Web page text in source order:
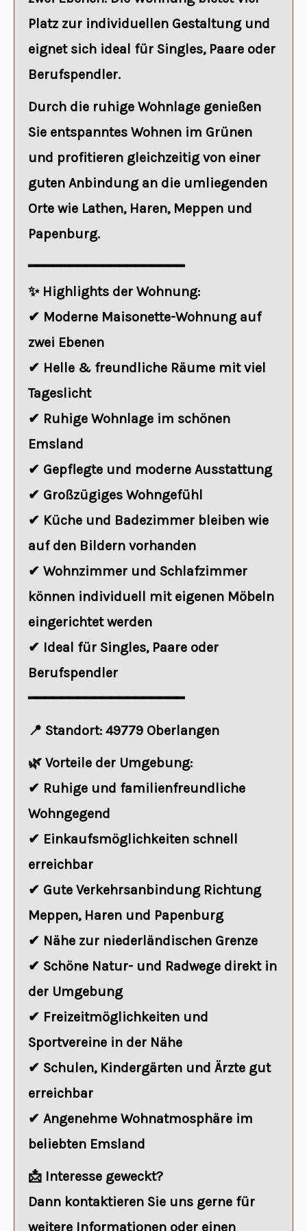
Platz zur individuellen Gestaltung und
eignet sich ideal für Singles, Paare oder
Berufspendler.
Durch die ruhige Wohnlage genießen
Sie entspanntes Wohnen im Grünen
und profitieren gleichzeitig von einer
guten Anbindung an die umliegenden
Orte wie Lathen, Haren, Meppen und
Papenburg.
━━━━━━━━━━━━━━━━━━━
✨ Highlights der Wohnung:
✔ Moderne Maisonette-Wohnung auf
zwei Ebenen
✔ Helle & freundliche Räume mit viel
Tageslicht
✔ Ruhige Wohnlage im schönen
Emsland
✔ Gepflegte und moderne Ausstattung
✔ Großzügiges Wohngefühl
✔ Küche und Badezimmer bleiben wie
auf den Bildern vorhanden
✔ Wohnzimmer und Schlafzimmer
können individuell mit eigenen Möbeln
eingerichtet werden
✔ Ideal für Singles, Paare oder
Berufspendler
━━━━━━━━━━━━━━━━━━━
📍 Standort: 49779 Oberlangen
🌿 Vorteile der Umgebung:
✔ Ruhige und familienfreundliche
Wohngegend
✔ Einkaufsmöglichkeiten schnell
erreichbar
✔ Gute Verkehrsanbindung Richtung
Meppen, Haren und Papenburg
✔ Nähe zur niederländischen Grenze
✔ Schöne Natur- und Radwege direkt in
der Umgebung
✔ Freizeitmöglichkeiten und
Sportvereine in der Nähe
✔ Schulen, Kindergärten und Ärzte gut
erreichbar
✔ Angenehme Wohnatmosphäre im
beliebten Emsland
📩 Interesse geweckt?
Dann kontaktieren Sie uns gerne für
weitere Informationen oder einen